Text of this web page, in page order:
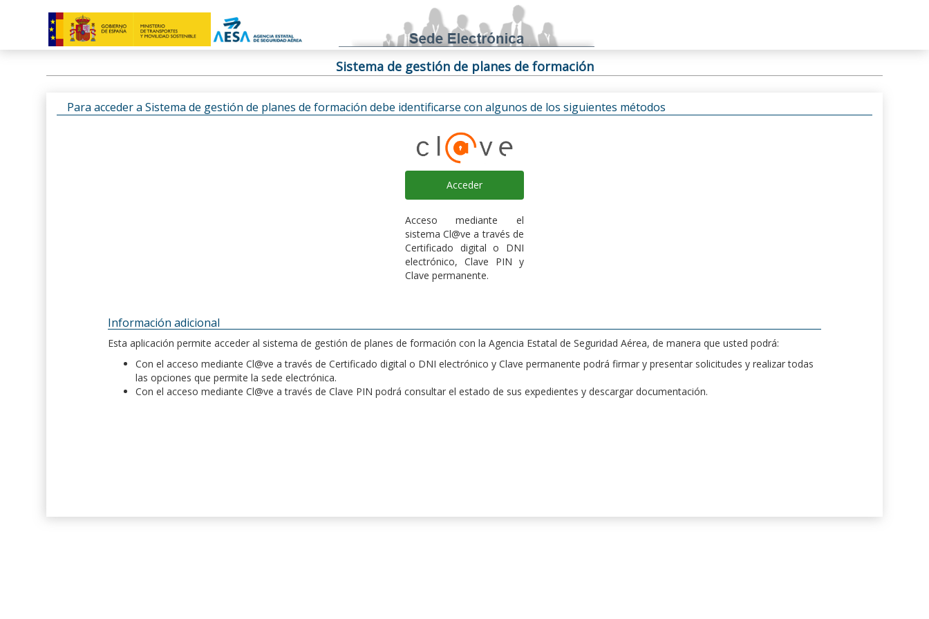
Sistema de gestión de planes de formación
Para acceder a Sistema de gestión de planes de formación debe identificarse con algunos de los siguientes métodos
Acceder
Acceso mediante el
sistema Cl@ve a través de
Certificado digital o DNI
electrónico, Clave PIN y
Clave permanente.
Información adicional
Esta aplicación permite acceder al sistema de gestión de planes de formación con la Agencia Estatal de Seguridad Aérea, de manera que usted podrá:
Con el acceso mediante Cl@ve a través de Certificado digital o DNI electrónico y Clave permanente podrá firmar y presentar solicitudes y realizar todas
las opciones que permite la sede electrónica.
Con el acceso mediante Cl@ve a través de Clave PIN podrá consultar el estado de sus expedientes y descargar documentación.